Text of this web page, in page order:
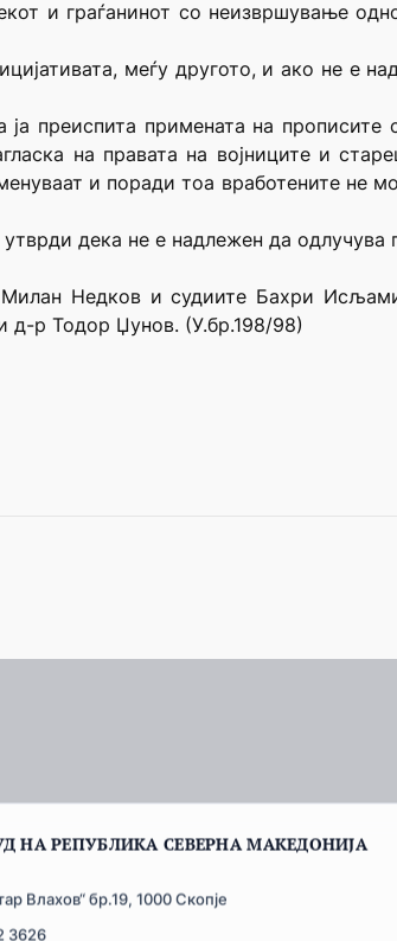
и граѓанинот со неизвршување
меѓу другото, и ако не е
преиспита примената на прописите
на правата на војниците и
и поради тоа вработените не
дека не е надлежен да одлучува
Недков и судиите Бахри
д-р Тодор Џунов. (У.бр.198/98)
НА РЕПУБЛИКА СЕВЕРНА МАКЕДОНИЈА
Влахов“ бр.19, 1000 Скопје
3626